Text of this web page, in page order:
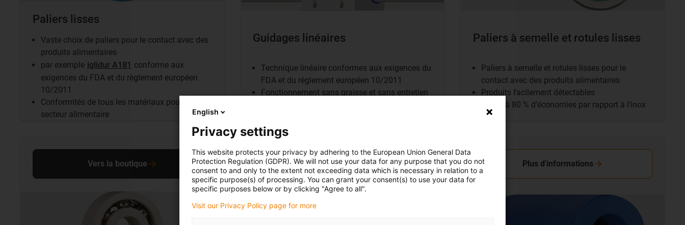
Paliers lisses
Vaste choix de paliers pour le contact avec des
produits alimentaires
par exemple iglidur A181 conforme aux
exigences du FDA et du règlement européen
10/2011
Conformités de tous les matériaux pour le
secteur alimentaire
Guidages linéaires
Technique linéaire conformes aux exigences du
FDA et du règlement européen 10/2011
Fonctionnement sans graisse et sans entretien
Paliers à semelle et rotules lisses
Paliers à semelle et rotules lisses pour le
contact avec des produits alimentaires
Produits facilement détectables
Jusqu’à 80 % d’économies par rapport à l’inox
Vers la boutique Vers la boutique Plus d'informations
English
Privacy settings
This website protects your privacy by adhering to the European Union General Data
Protection Regulation (GDPR). We will not use your data for any purpose that you do not
consent to and only to the extent not exceeding data which is necessary in relation to a
specific purpose(s) of processing. You can grant your consent(s) to use your data for
specific purposes below or by clicking "Agree to all".
Visit our Privacy Policy page for more